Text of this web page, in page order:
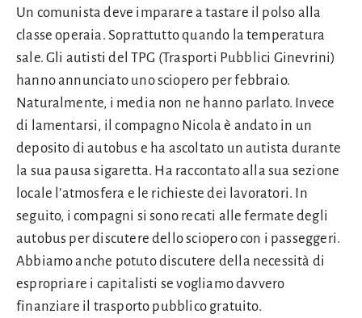
Un comunista deve imparare a tastare il polso alla
classe operaia. Soprattutto quando la temperatura
sale. Gli autisti del TPG (Trasporti Pubblici Ginevrini)
hanno annunciato uno sciopero per febbraio.
Naturalmente, i media non ne hanno parlato. Invece
di lamentarsi, il compagno Nicola è andato in un
deposito di autobus e ha ascoltato un autista durante
la sua pausa sigaretta. Ha raccontato alla sua sezione
locale l’atmosfera e le richieste dei lavoratori. In
seguito, i compagni si sono recati alle fermate degli
autobus per discutere dello sciopero con i passeggeri.
Abbiamo anche potuto discutere della necessità di
espropriare i capitalisti se vogliamo davvero
finanziare il trasporto pubblico gratuito.